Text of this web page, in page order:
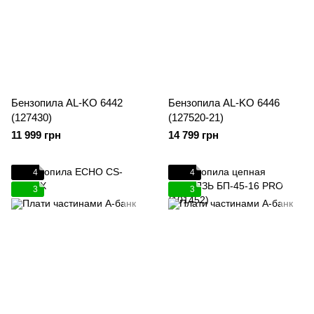
Бензопила AL-KO 6442
(127430)
11 999 грн
Бензопила AL-KO 6446
(127520-21)
14 799 грн
4
3
4
3